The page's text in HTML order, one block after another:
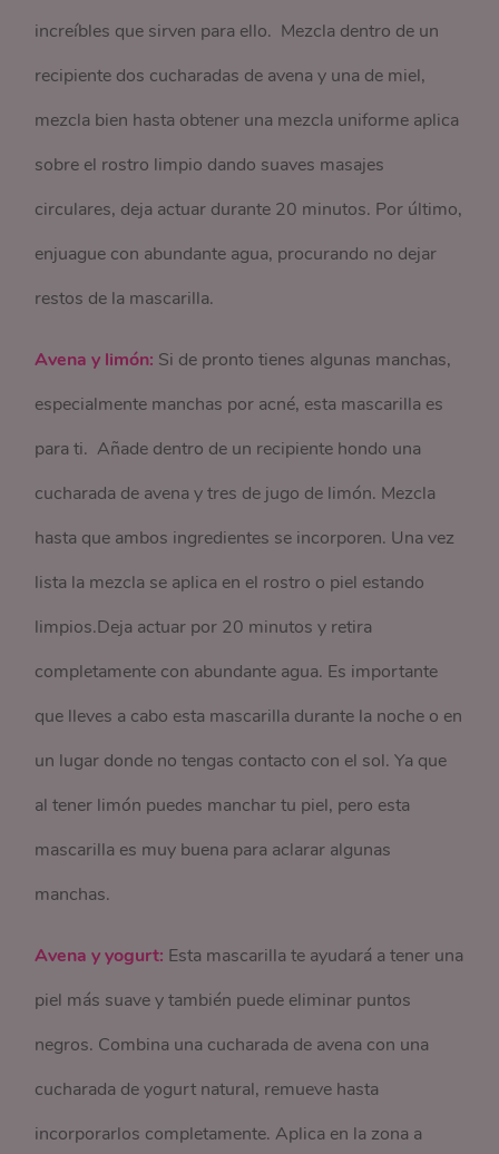
increíbles que sirven para ello. Mezcla dentro de un
recipiente dos cucharadas de avena y una de miel,
mezcla bien hasta obtener una mezcla uniforme aplica
sobre el rostro limpio dando suaves masajes
circulares, deja actuar durante 20 minutos. Por último,
enjuague con abundante agua, procurando no dejar
restos de la mascarilla.
Avena y limón: Si de pronto tienes algunas manchas,
especialmente manchas por acné, esta mascarilla es
para ti. Añade dentro de un recipiente hondo una
cucharada de avena y tres de jugo de limón. Mezcla
hasta que ambos ingredientes se incorporen. Una vez
lista la mezcla se aplica en el rostro o piel estando
limpios.Deja actuar por 20 minutos y retira
completamente con abundante agua. Es importante
que lleves a cabo esta mascarilla durante la noche o en
un lugar donde no tengas contacto con el sol. Ya que
al tener limón puedes manchar tu piel, pero esta
mascarilla es muy buena para aclarar algunas
manchas.
Avena y yogurt: Esta mascarilla te ayudará a tener una
piel más suave y también puede eliminar puntos
negros. Combina una cucharada de avena con una
cucharada de yogurt natural, remueve hasta
incorporarlos completamente. Aplica en la zona a